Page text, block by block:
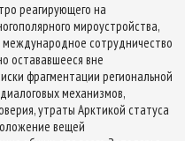
реагирующего на
мироустройства,
сотрудничество
остававшееся вне
фрагментации региональной
механизмов,
утраты Арктикой статуса
вещей